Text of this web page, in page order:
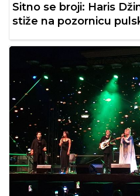
Sitno se broji: Haris
stiže na pozornicu